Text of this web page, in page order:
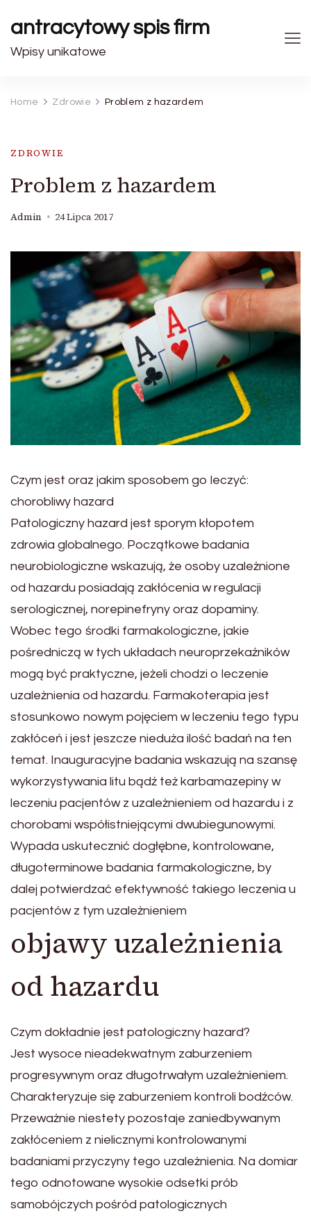
antracytowy spis firm
Wpisy unikatowe
Home Zdrowie Problem z hazardem
ZDROWIE
Problem z hazardem
Admin 24 Lipca 2017
Czym jest oraz jakim sposobem go leczyć:
chorobliwy hazard
Patologiczny hazard jest sporym kłopotem
zdrowia globalnego. Początkowe badania
neurobiologiczne wskazują, że osoby uzależnione
od hazardu posiadają zakłócenia w regulacji
serologicznej, norepinefryny oraz dopaminy.
Wobec tego środki farmakologiczne, jakie
pośredniczą w tych układach neuroprzekaźników
mogą być praktyczne, jeżeli chodzi o leczenie
uzależnienia od hazardu. Farmakoterapia jest
stosunkowo nowym pojęciem w leczeniu tego typu
zakłóceń i jest jeszcze nieduża ilość badań na ten
temat. Inauguracyjne badania wskazują na szansę
wykorzystywania litu bądź też karbamazepiny w
leczeniu pacjentów z uzależnieniem od hazardu i z
chorobami współistniejącymi dwubiegunowymi.
Wypada uskutecznić dogłębne, kontrolowane,
długoterminowe badania farmakologiczne, by
dalej potwierdzać efektywność takiego leczenia u
pacjentów z tym uzależnieniem
objawy uzależnienia
od hazardu
Czym dokładnie jest patologiczny hazard?
Jest wysoce nieadekwatnym zaburzeniem
progresywnym oraz długotrwałym uzależnieniem.
Charakteryzuje się zaburzeniem kontroli bodźców.
Przeważnie niestety pozostaje zaniedbywanym
zakłóceniem z nielicznymi kontrolowanymi
badaniami przyczyny tego uzależnienia. Na domiar
tego odnotowane wysokie odsetki prób
samobójczych pośród patologicznych